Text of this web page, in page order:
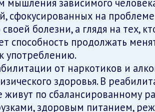
мышления зависимого
сфокусированных на
болезни, а глядя на тех,
способность продолжать
употреблению.
от наркотиков и
здоровья. В
по сбалансированному
здоровым питанием,